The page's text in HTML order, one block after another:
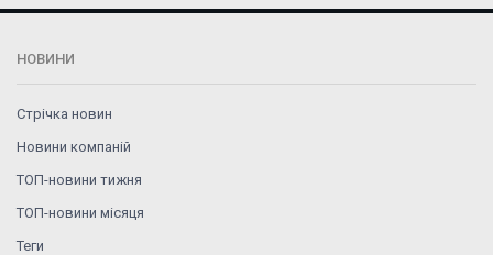
НОВИНИ
Стрічка новин
Новини компаній
ТОП-новини тижня
ТОП-новини місяця
Теги